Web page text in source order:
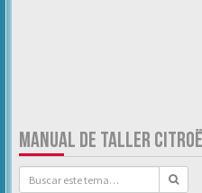
MANUAL DE TALLER